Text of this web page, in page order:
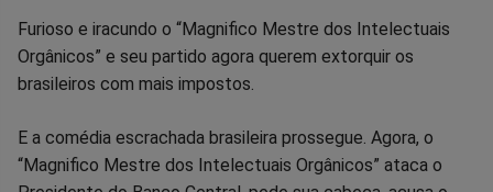
Furioso e iracundo o “Magnifico Mestre dos Intelectuais
Orgânicos” e seu partido agora querem extorquir os
brasileiros com mais impostos.
E a comédia escrachada brasileira prossegue. Agora, o
“Magnifico Mestre dos Intelectuais Orgânicos” ataca o